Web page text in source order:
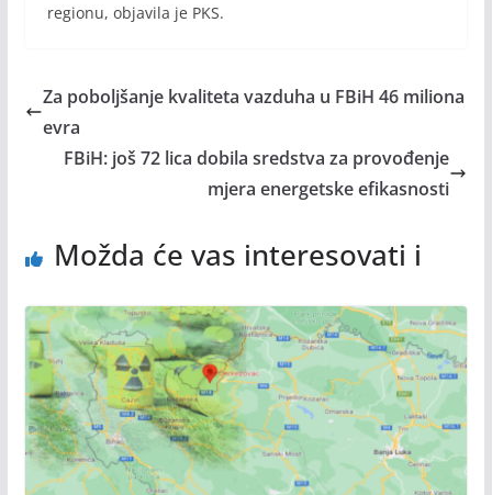
regionu, objavila je PKS.
Za poboljšanje kvaliteta vazduha u FBiH 46 miliona
evra
FBiH: još 72 lica dobila sredstva za provođenje
mjera energetske efikasnosti
Možda će vas interesovati i